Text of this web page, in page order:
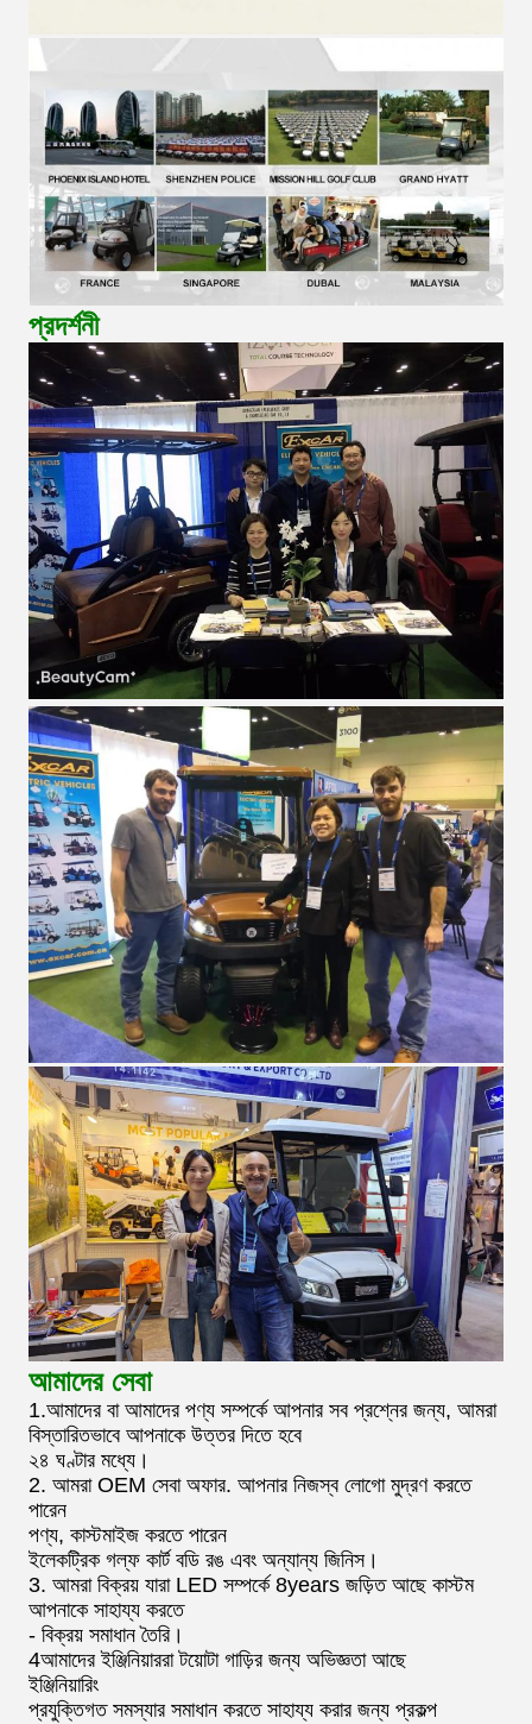
প্রদর্শনী
আমাদের সেবা
1.আমাদের বা আমাদের পণ্য সম্পর্কে আপনার সব প্রশ্নের জন্য, আমরা
বিস্তারিতভাবে আপনাকে উত্তর দিতে হবে
২৪ ঘণ্টার মধ্যে।
2. আমরা OEM সেবা অফার. আপনার নিজস্ব লোগো মুদ্রণ করতে
পারেন
পণ্য, কাস্টমাইজ করতে পারেন
ইলেকট্রিক গল্ফ কার্ট বডি রঙ এবং অন্যান্য জিনিস।
3. আমরা বিক্রয় যারা LED সম্পর্কে 8years জড়িত আছে কাস্টম
আপনাকে সাহায্য করতে
- বিক্রয় সমাধান তৈরি।
4আমাদের ইঞ্জিনিয়াররা টয়োটা গাড়ির জন্য অভিজ্ঞতা আছে
ইঞ্জিনিয়ারিং
প্রযুক্তিগত সমস্যার সমাধান করতে সাহায্য করার জন্য প্রকল্প